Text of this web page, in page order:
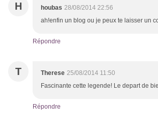
H houbas 28/08/2014 22:56
ah!enfin un blog ou je peux te laisser un
Répondre
T Therese 25/08/2014 11:50
Fascinante cette legende! Le depart de
Répondre